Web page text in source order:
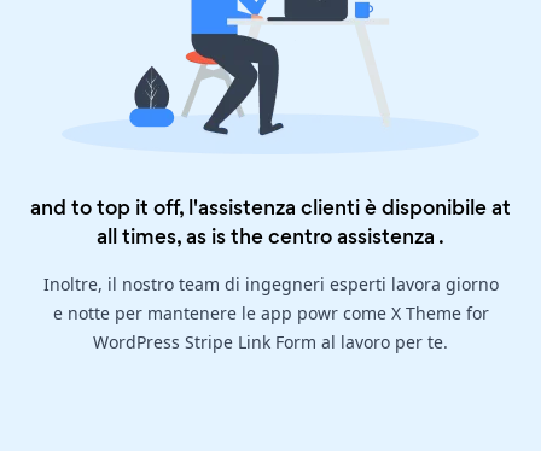
and to top it off, l'assistenza clienti è disponibile at
all times, as is thecentro assistenza .
Inoltre, il nostro team di ingegneri esperti lavora giorno
e notte per mantenere le app powr come X Theme for
WordPress Stripe Link Form al lavoro per te.